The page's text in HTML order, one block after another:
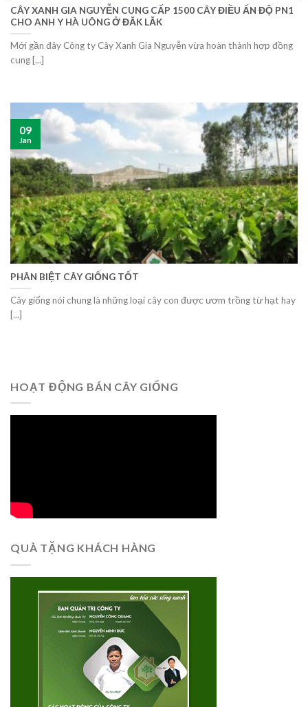
CÂY XANH GIA NGUYỄN CUNG CẤP 1500 CÂY ĐIỀU ẤN ĐỘ PN1
CHO ANH Y HÀ UÔNG Ở ĐĂK LĂK
Mới gần đây Công ty Cây Xanh Gia Nguyễn vừa hoàn thành hợp đồng
cung [...]
PHÂN BIỆT CÂY GIỐNG TỐT
Cây giống nói chung là những loại cây con được ươm trồng từ hạt hay
[...]
09
Jan
HOẠT ĐỘNG BÁN CÂY GIỐNG
QUÀ TẶNG KHÁCH HÀNG